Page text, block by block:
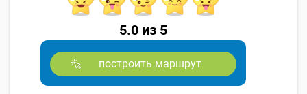
5.0 из 5
построить маршрут